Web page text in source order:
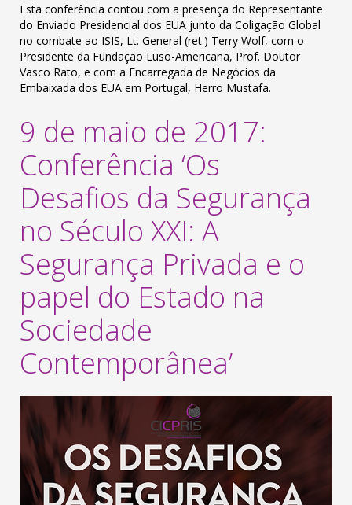
Esta conferência contou com a presença do Representante
do Enviado Presidencial dos EUA junto da Coligação Global
no combate ao ISIS, Lt. General (ret.) Terry Wolf, com o
Presidente da Fundação Luso-Americana, Prof. Doutor
Vasco Rato, e com a Encarregada de Negócios da
Embaixada dos EUA em Portugal, Herro Mustafa.
9 de maio de 2017:
Conferência ‘Os
Desafios da Segurança
no Século XXI: A
Segurança Privada e o
papel do Estado na
Sociedade
Contemporânea’